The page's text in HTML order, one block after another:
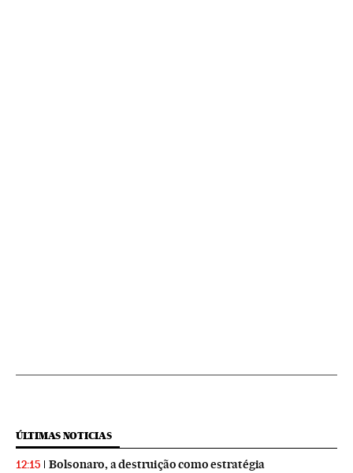
ÚLTIMAS NOTICIAS
12:15 Bolsonaro, a destruição como estratégia